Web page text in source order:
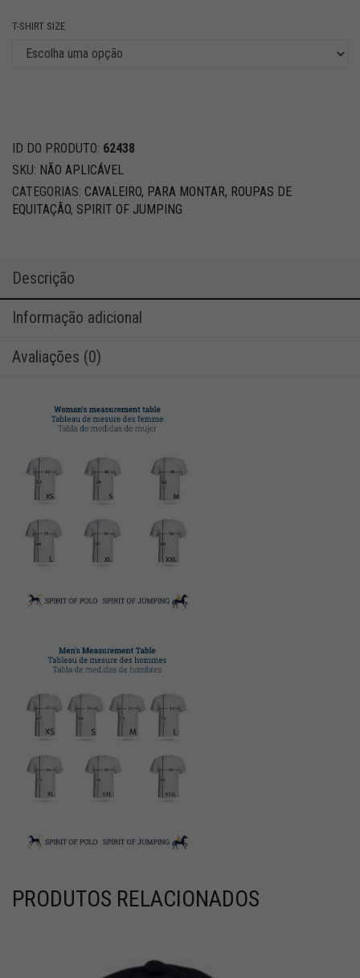
T-SHIRT SIZE
ID DO PRODUTO: 62438
SKU: NÃO APLICÁVEL
CATEGORIAS: CAVALEIRO, PARA MONTAR, ROUPAS DE
EQUITAÇÃO, SPIRIT OF JUMPING
Descrição
Informação adicional
Avaliações (0)
PRODUTOS RELACIONADOS